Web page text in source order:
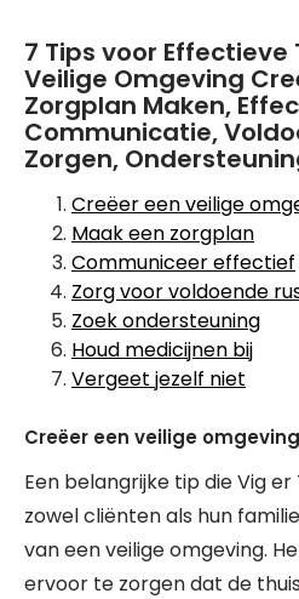
7 Tips voor Effectieve
Veilige Omgeving
Zorgplan Maken,
Communicatie,
Zorgen,
Creëer een veilige
Maak een zorgplan
Communiceer effectief
Zorg voor voldoende
Zoek ondersteuning
Houd medicijnen bij
Vergeet jezelf niet
Creëer een veilige omgeving
Een belangrijke tip die Vig
zowel cliënten als hun
van een veilige omgeving.
ervoor te zorgen dat de